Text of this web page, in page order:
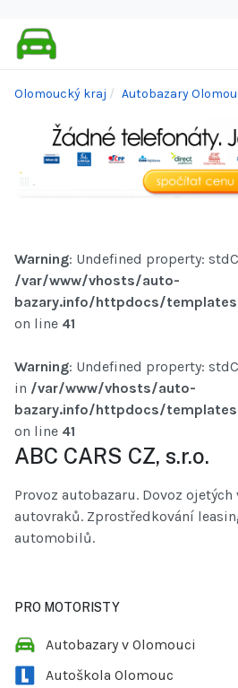
Olomoucký kraj Autobazary
Warning: Undefined property:
/var/www/vhosts/auto-
bazary.info/httpdocs/
on line 41
Warning: Undefined property:
in /var/www/vhosts/auto-
bazary.info/httpdocs/
on line 41
ABC CARS CZ, s.r.o.
Provoz autobazaru. Dovoz
autovraků. Zprostředkování
automobilů.
PRO MOTORISTY
Autobazary v Olomouci
Autoškola Olomouc